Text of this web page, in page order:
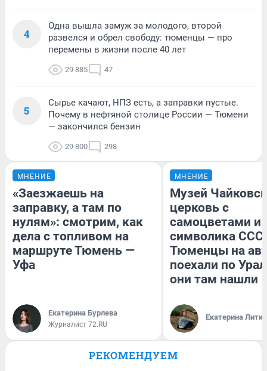
4
Одна вышла замуж за молодого, второй
развелся и обрел свободу: тюменцы — про
перемены в жизни после 40 лет
29 885 47
5
Сырье качают, НПЗ есть, а заправки пустые.
Почему в нефтяной столице России — Тюмени
— закончился бензин
29 800 298
МНЕНИЕ
«Заезжаешь на
заправку, а там по
нулям»: смотрим, как
дела с топливом на
маршруте Тюмень —
Уфа
Екатерина Бурлева
Журналист 72.RU
МНЕНИЕ
Музей
церковь с
самоцветами и
символика
Тюменцы на
поехали по
они там нашли
Екатерина
РЕКОМЕНДУЕМ